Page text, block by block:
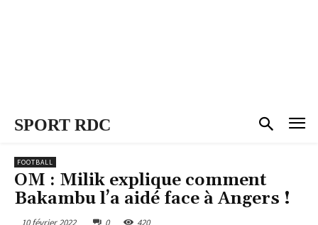
SPORT RDC
FOOTBALL
OM : Milik explique comment
Bakambu l’a aidé face à Angers !
10 février 2022 0 420